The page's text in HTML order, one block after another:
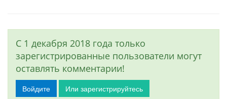
С 1 декабря 2018 года только
зарегистрированные пользователи могут
оставлять комментарии!
Войдите Или зарегистрируйтесь